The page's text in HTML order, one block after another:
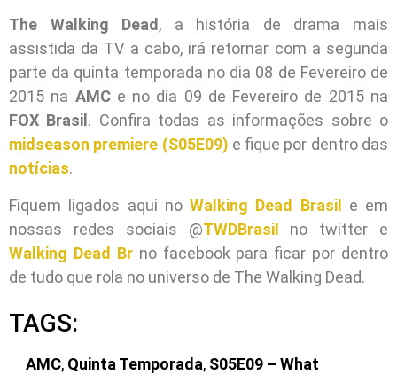
The Walking Dead, a história de drama mais
assistida da TV a cabo, irá retornar com a segunda
parte da quinta temporada no dia 08 de Fevereiro de
2015 na AMCe no dia 09 de Fevereiro de 2015 na
FOX Brasil . Confira todas as informações sobre o
midseason premiere (S05E09) e fique por dentro das
notícias.
Fiquem ligados aqui no Walking Dead Brasil e em
nossas redes sociais @TWDBrasil no twitter e
Walking Dead Brno facebook para ficar por dentro
de tudo que rola no universo de The Walking Dead.
TAGS:
AMC, Quinta Temporada, S05E09 – What